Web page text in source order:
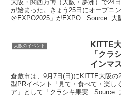
大阪・関西万博（大阪・夢洲）で24
が始まった。きょう25日にオープニ
＠EXPO2025」がEXPO...Source: 大
大阪のイベント KITTE
「クラ
インマ
倉敷市は、9月7日(日)にKITTE大阪
型PRイベント「見て・食べて・楽し
ア」として「クラシキ果実...Source: